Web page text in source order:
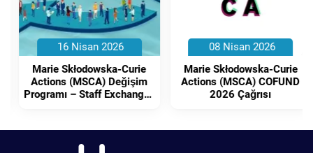
16 Nisan 2026
Marie Skłodowska-Curie
Actions (MSCA) Değişim
Programı – Staff Exchanges
08 Nisan 2026
Marie Skłodowska-Curie
Actions (MSCA) COFUND
2026 Çağrısı